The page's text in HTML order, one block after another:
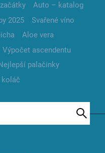
Auto – katalog
2025
Svařené víno
Aloe vera
Výpočet ascendentu
palačinky
koláč